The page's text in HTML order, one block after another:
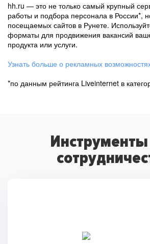
hh.ru — это не только самый крупный
работы и подбора персонала в России*,
посещаемых сайтов в Рунете.
форматы для продвижения вакансий
продукта или услуги.
Узнать больше о рекламных
*по данным рейтинга Liveinternet в